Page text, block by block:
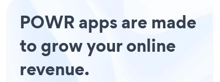
POWR apps are made
to grow your online
revenue.